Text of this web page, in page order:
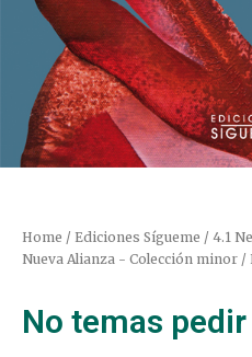
Home / Ediciones Sígueme / 4.1
Nueva Alianza - Colección minor /
No temas